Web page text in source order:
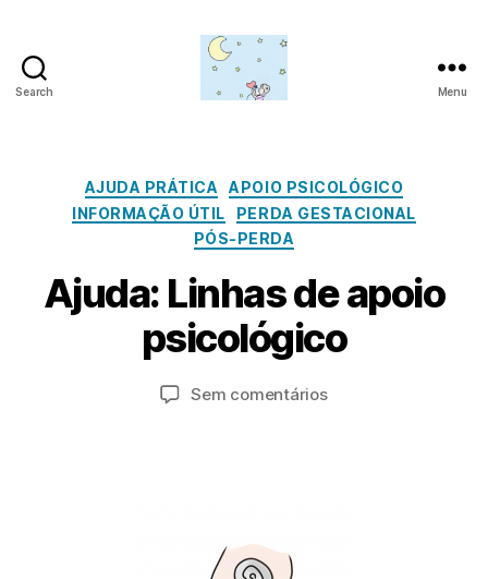
Search
da
lua
Menu
Categorias
AJUDA PRÁTICA
APOIO PSICOLÓGICO
INFORMAÇÃO ÚTIL
PERDA GESTACIONAL
PÓS-PERDA
Ajuda: Linhas de apoio
psicológico
Autor
do
P
o
r
d
Data
do
A
o
t
8
Sem comentáriosem